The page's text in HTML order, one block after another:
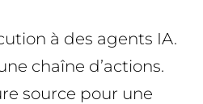
à des agents IA.
chaîne d’actions.
source pour une